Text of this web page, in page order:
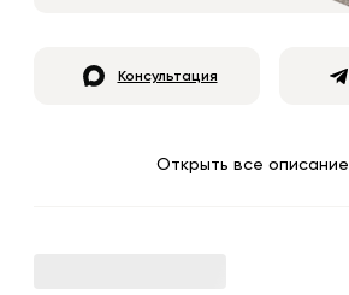
Консультация
Открыть все описание